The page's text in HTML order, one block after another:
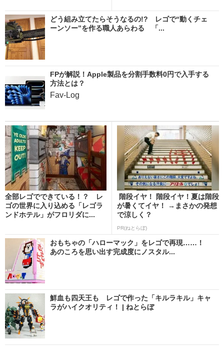
どう組み立てたらそうなるの!? レゴで“動くチェ
ーンソー”を作る職人あらわる 「...
FPが解説！Apple製品を分割手数料0円で入手する
方法とは？
Fav-Log
全部レゴでできている！？ レ
ゴの世界に入り込める「レゴラ
ンドホテル」がフロリダに...
階段イヤ！ 階段イヤ！夏は階段
が暑くてイヤ！ →まさかの発想
で涼しく？
PR(ねとらぼ)
おもちゃの「ハローマック」をレゴで再現……！
あのころを思い出す完成度にノスタル...
鮮血も四天王も レゴで作った「キルラキル」キャ
ラがハイクオリティ！ | ねとらぼ